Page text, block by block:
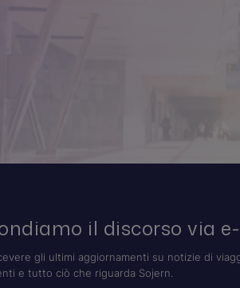
il discorso via
gli ultimi aggiornamenti su notizie di
e tutto ciò che riguarda Sojern.